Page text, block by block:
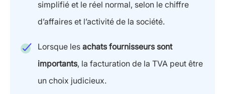
simplifié et le réel normal, selon le chiffre
d’affaires et l’activité de la société.
Lorsque les achats fournisseurs sont
importants, la facturation de la TVA peut être
un choix judicieux.